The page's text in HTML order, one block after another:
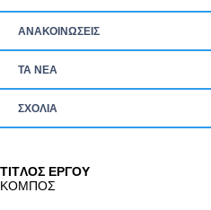
ΑΝΑΚΟΙΝΩΣΕΙΣ
ΤΑ ΝEΑ
ΣΧΟΛΙΑ
TITΛΟΣ ΕΡΓΟΥ
ΚΟΜΠΟΣ